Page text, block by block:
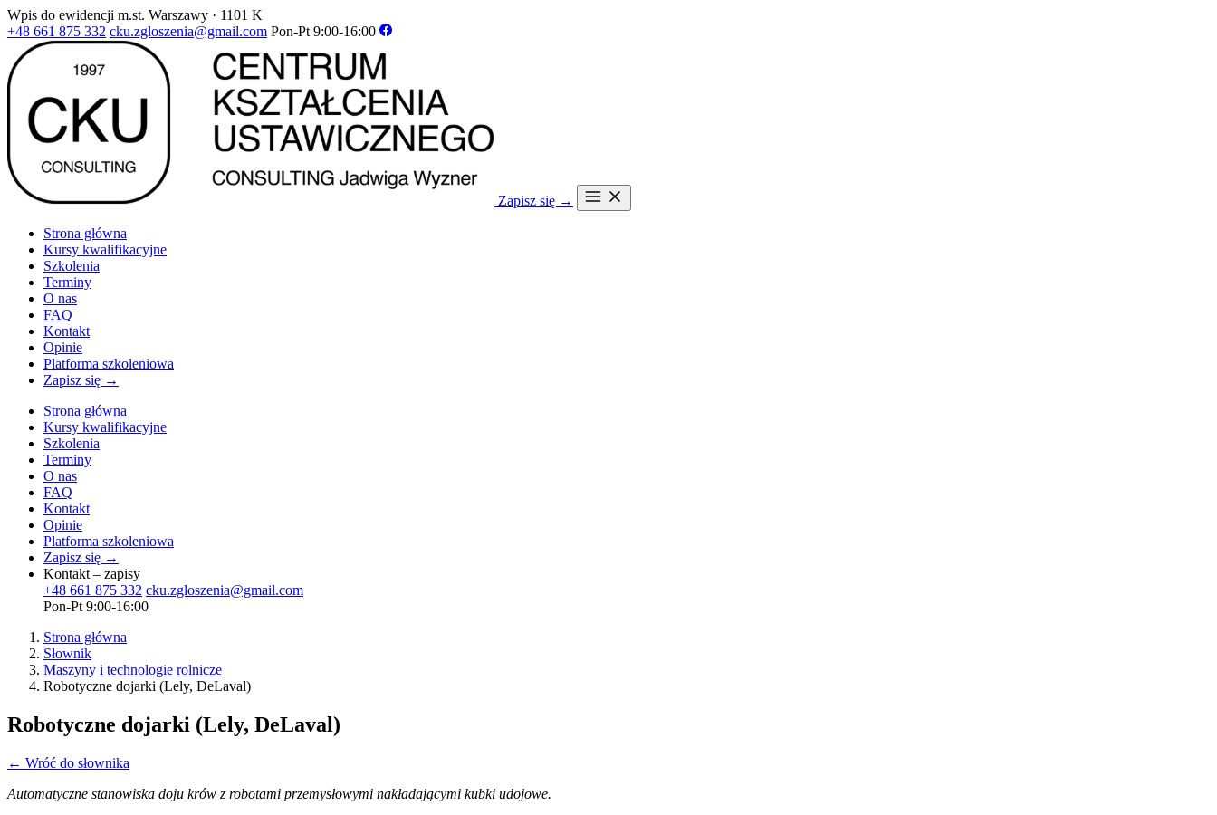
Wpis do ewidencji m.st. Warszawy · 1101 K
+48 661 875 332 cku.zgloszenia@gmail.com Pon-Pt 9:00-16:00
Zapisz się →
Strona główna
Kursy kwalifikacyjne
Szkolenia
Terminy
O nas
FAQ
Kontakt
Opinie
Platforma szkoleniowa
Zapisz się →
Strona główna
Kursy kwalifikacyjne
Szkolenia
Terminy
O nas
FAQ
Kontakt
Opinie
Platforma szkoleniowa
Zapisz się →
Kontakt – zapisy
+48 661 875 332 cku.zgloszenia@gmail.com
Pon-Pt 9:00-16:00
Strona główna
Słownik
Maszyny i technologie rolnicze
Robotyczne dojarki (Lely, DeLaval)
Robotyczne dojarki (Lely, DeLaval)
← Wróć do słownika
Automatyczne stanowiska doju krów z robotami przemysłowymi nakładającymi kubki udojowe.